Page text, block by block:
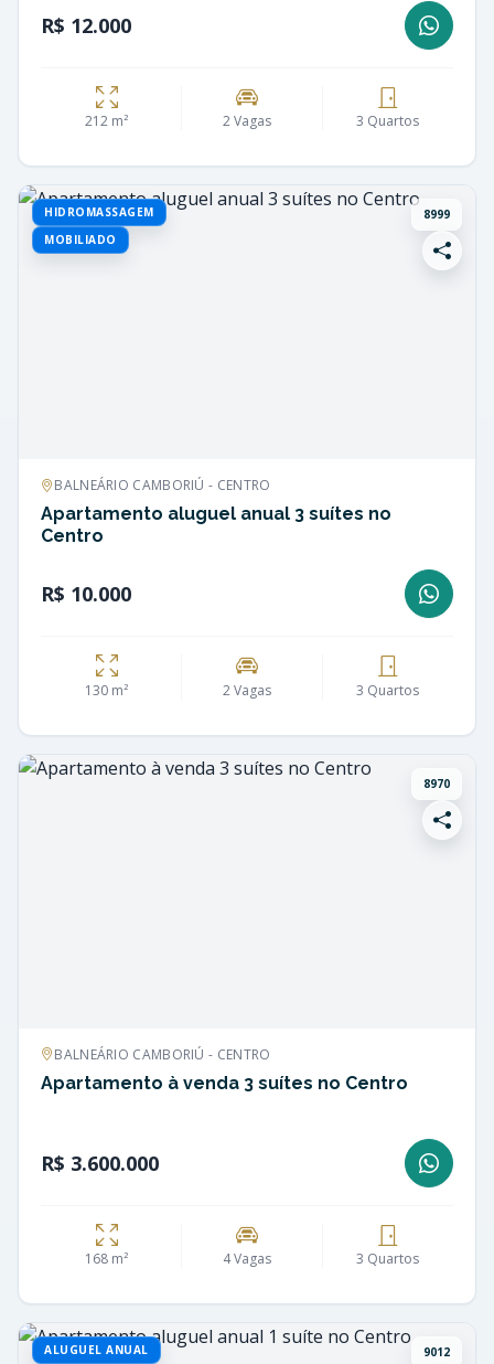
R$ 12.000
212 m² 2 Vagas 3 Quartos
HIDROMASSAGEM
MOBILIADO
8999
BALNEÁRIO CAMBORIÚ - CENTRO
Apartamento aluguel anual 3 suítes no
Centro
R$ 10.000
130 m² 2 Vagas 3 Quartos
8970
BALNEÁRIO CAMBORIÚ - CENTRO
Apartamento à venda 3 suítes no Centro
R$ 3.600.000
168 m² 4 Vagas 3 Quartos
ALUGUEL ANUAL 9012